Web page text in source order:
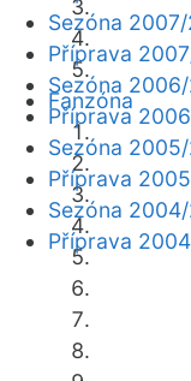
Fanzóna
Sezóna
Příprava
Sezóna
Příprava
Sezóna
Příprava
Sezóna
Příprava